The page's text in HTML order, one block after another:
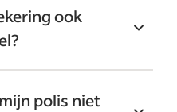
tussentijds uit te
je bedrijf
door
of diensten.
ook
aan
polis niet